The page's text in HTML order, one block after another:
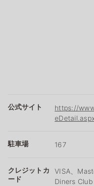
公式サイト
https://
駐車場 167
クレジットカ
ード
VISA、
Diners Club